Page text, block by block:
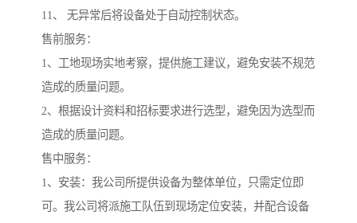
11、 无异常后将设备处于自动控制状态。
售前服务：
1、工地现场实地考察，提供施工建议，避免安装不规范
造成的质量问题。
2、根据设计资料和招标要求进行选型，避免因为选型而
造成的质量问题。
售中服务：
1、安装：我公司所提供设备为整体单位，只需定位即
可。我公司将派施工队伍到现场定位安装，并配合设备